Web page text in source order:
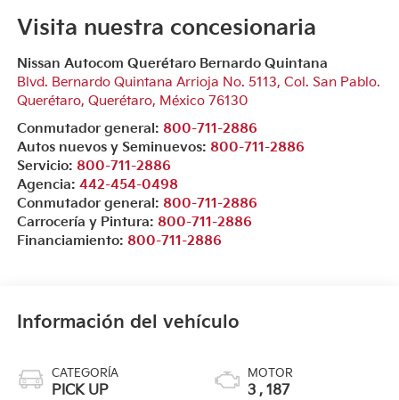
Visita nuestra concesionaria
Nissan Autocom Querétaro Bernardo Quintana
Blvd. Bernardo Quintana Arrioja No. 5113, Col. San Pablo.
Querétaro, Querétaro, México 76130
Conmutador general: 800-711-2886
Autos nuevos y Seminuevos: 800-711-2886
Servicio: 800-711-2886
Agencia: 442-454-0498
Conmutador general: 800-711-2886
Carrocería y Pintura: 800-711-2886
Financiamiento: 800-711-2886
Información del vehículo
CATEGORÍA
PICK UP
MOTOR
3 , 187